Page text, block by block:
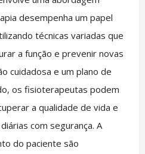
desempenha um papel
técnicas variadas que
a função e prevenir novas
cuidadosa e um plano de
os fisioterapeutas podem
a qualidade de vida e
com segurança. A
do paciente são